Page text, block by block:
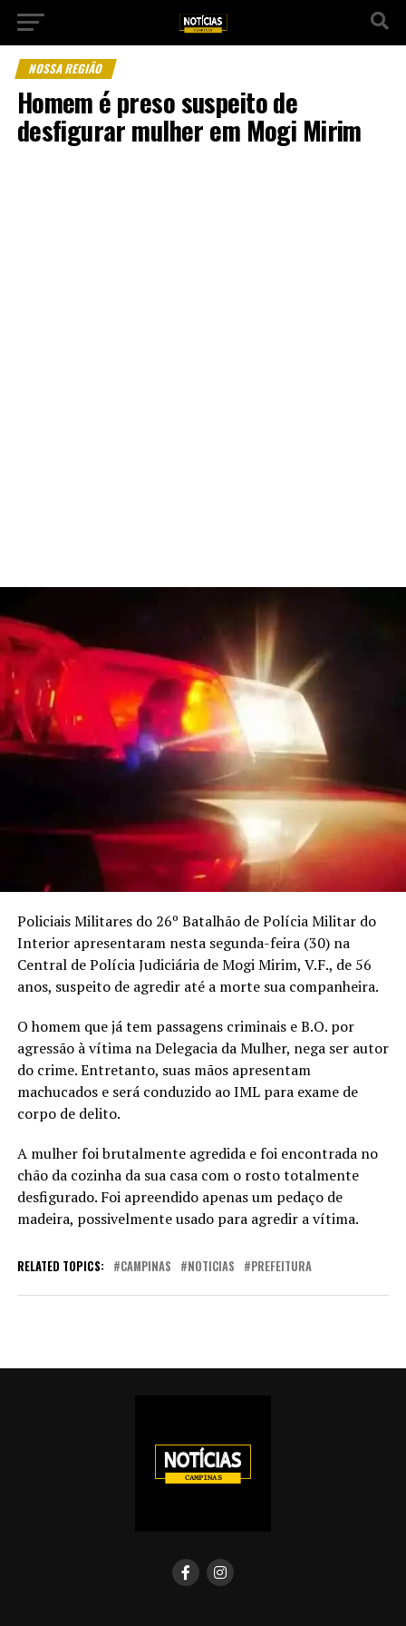
NOSSA REGIÃO
Homem é preso suspeito de
desfigurar mulher em Mogi Mirim
Policiais Militares do 26º Batalhão de Polícia Militar do
Interior apresentaram nesta segunda-feira (30) na
Central de Polícia Judiciária de Mogi Mirim, V.F., de 56
anos, suspeito de agredir até a morte sua companheira.
O homem que já tem passagens criminais e B.O. por
agressão à vítima na Delegacia da Mulher, nega ser autor
do crime. Entretanto, suas mãos apresentam
machucados e será conduzido ao IML para exame de
corpo de delito.
A mulher foi brutalmente agredida e foi encontrada no
chão da cozinha da sua casa com o rosto totalmente
desfigurado. Foi apreendido apenas um pedaço de
madeira, possivelmente usado para agredir a vítima.
RELATED TOPICS: CAMPINAS NOTICIAS PREFEITURA